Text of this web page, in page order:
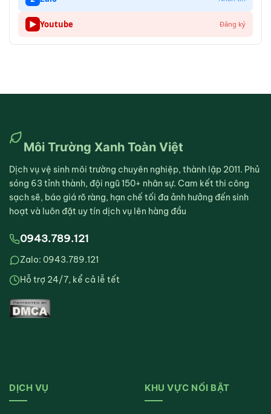
▶ Youtube Đăng ký
Môi Trường Xanh Toàn Việt
Dịch vụ vệ sinh môi trường chuyên nghiệp, thành lập 2011. Phủ
sóng 63 tỉnh thành, đội ngũ 150+ nhân sự. Cam kết thi công
sạch sẽ, báo giá rõ ràng, hạn chế tối đa ảnh hưởng đến sinh
hoạt và luôn đặt uy tín dịch vụ lên hàng đầu
0943.789.121
Zalo: 0943.789.121
Hỗ trợ 24/7, kể cả lễ tết
DỊCH VỤ KHU VỰC NỔI BẬT